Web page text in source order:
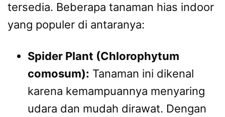
tersedia. Beberapa tanaman hias indoor
yang populer di antaranya:
Spider Plant (Chlorophytum
comosum): Tanaman ini dikenal
karena kemampuannya menyaring
udara dan mudah dirawat. Dengan